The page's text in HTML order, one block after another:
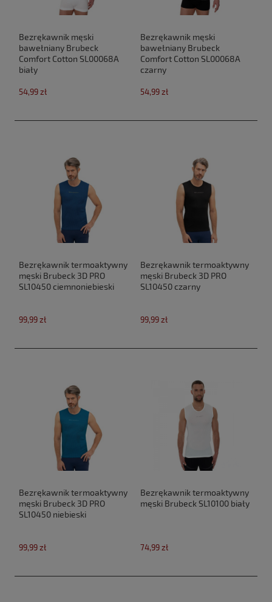
Bezrękawnik męski
bawełniany Brubeck
Comfort Cotton SL00068A
biały
54,99 zł
Bezrękawnik męski
bawełniany Brubeck
Comfort Cotton SL00068A
czarny
54,99 zł
Bezrękawnik termoaktywny
męski Brubeck 3D PRO
SL10450 ciemnoniebieski
99,99 zł
Bezrękawnik termoaktywny
męski Brubeck 3D PRO
SL10450 czarny
99,99 zł
Bezrękawnik termoaktywny
męski Brubeck 3D PRO
SL10450 niebieski
99,99 zł
Bezrękawnik termoaktywny
męski Brubeck SL10100 biały
74,99 zł